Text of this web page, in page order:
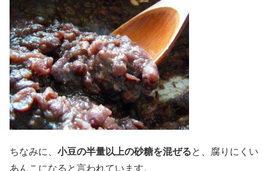
ちなみに、 小豆の半量以上の砂糖を混ぜると、腐りにくい
あんこになると言われています。